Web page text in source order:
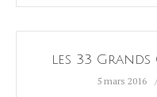
les 33
5 mars 2016